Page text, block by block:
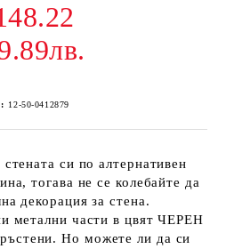
12-50-0412879
си по алтернативен
тогава не се колебайте да
декорация за стена.
метални части в цвят ЧЕРЕН
Но можете ли да си